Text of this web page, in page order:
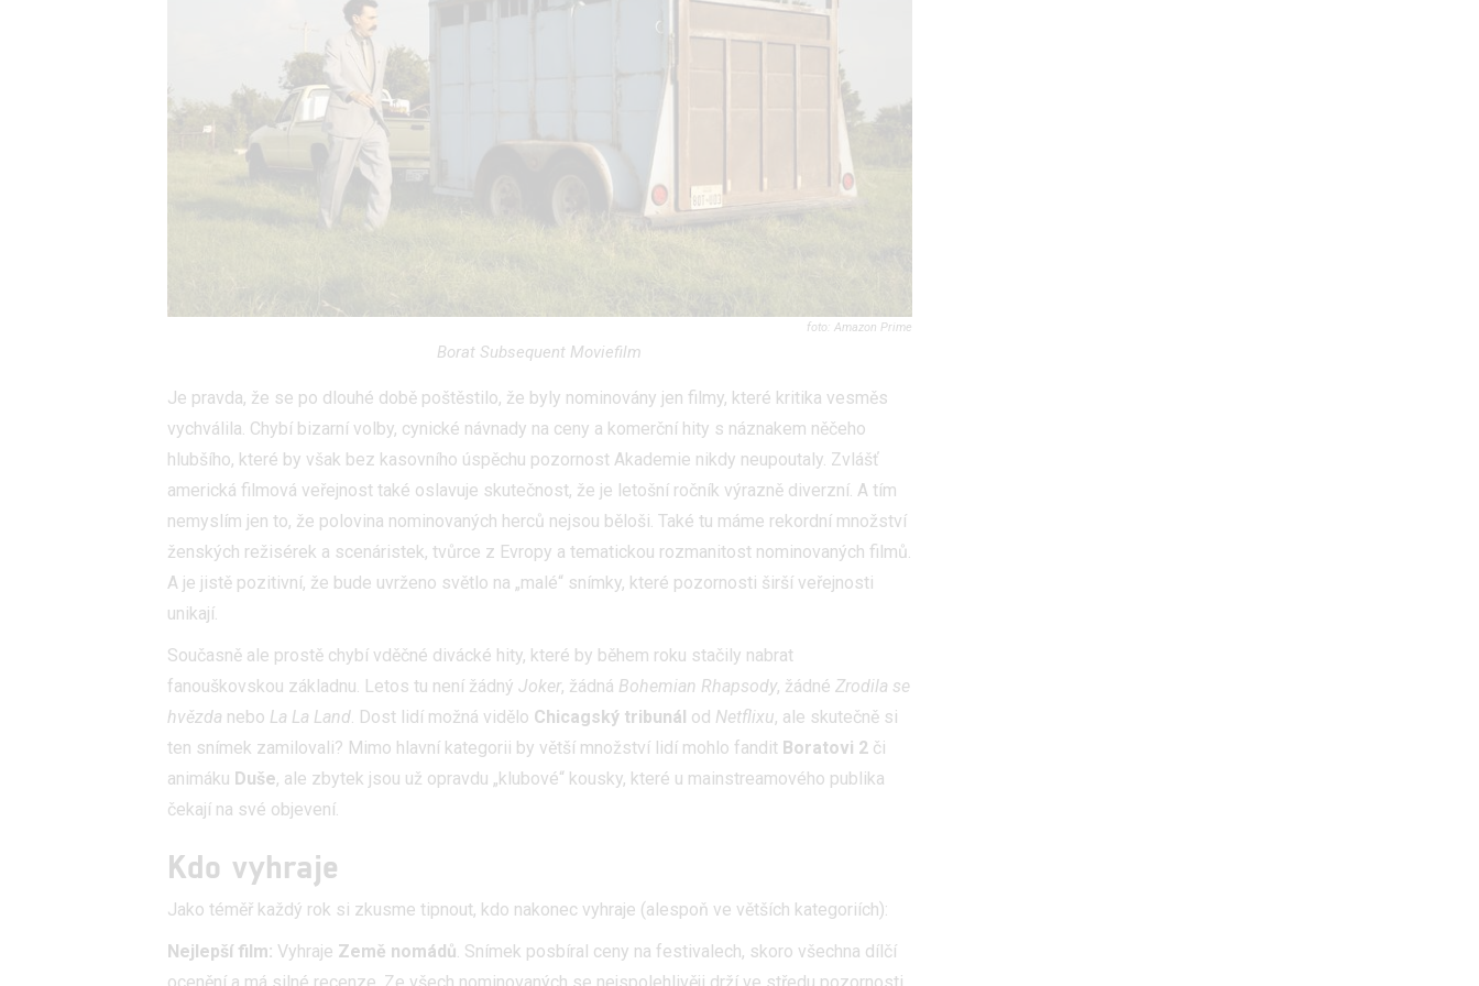
Amazon Prime
Borat Subsequent Moviefilm
Je pravda, že se po dlouhé době poštěstilo, že byly nominovány jen filmy, které kritika vesměs
vychválila. Chybí bizarní volby, cynické návnady na ceny a komerční hity s náznakem něčeho
hlubšího, které by však bez kasovního úspěchu pozornost Akademie nikdy neupoutaly. Zvlášť
americká filmová veřejnost také oslavuje skutečnost, že je letošní ročník výrazně diverzní. A tím
nemyslím jen to, že polovina nominovaných herců nejsou běloši. Také tu máme rekordní množství
ženských režisérek a scenáristek, tvůrce z Evropy a tematickou rozmanitost nominovaných filmů.
A je jistě pozitivní, že bude uvrženo světlo na „malé“ snímky, které pozornosti širší veřejnosti
unikají.
Současně ale prostě chybí vděčné divácké hity, které by během roku stačily nabrat
fanouškovskou základnu. Letos tu není žádný Joker, žádná Bohemian Rhapsody, žádné Zrodila se
hvězda nebo La La Land . Dost lidí možná vidělo Chicagský tribunál od Netflixu, ale skutečně si
ten snímek zamilovali? Mimo hlavní kategorii by větší množství lidí mohlo fandit Boratovi 2 či
animáku Duše, ale zbytek jsou už opravdu „klubové“ kousky, které u mainstreamového publika
čekají na své objevení.
Kdo vyhraje
Jako téměř každý rok si zkusme tipnout, kdo nakonec vyhraje (alespoň ve větších kategoriích):
Nejlepší film: Vyhraje Země nomádů . Snímek posbíral ceny na festivalech, skoro všechna dílčí
ocenění a má silné recenze. Ze všech nominovaných se nejspolehlivěji drží ve středu pozornosti
Udělením souhlasu s účely a funkcemi zde uvedenými dáváte nám i našim partnerům
možnost: Zajištění bezpečnosti, předcházení a zjišťování podvodů a odstraňování chyb,
Poskytování a zobrazování reklamy a obsahu